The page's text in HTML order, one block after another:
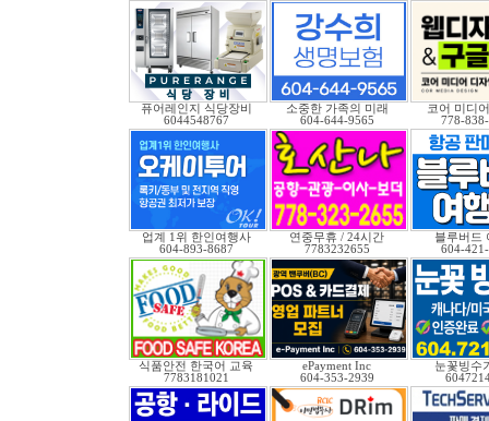
퓨어레인지 식당장비
6044548767
소중한 가족의 미래
604-644-9565
코어 미디
778-
업계 1위 한인여행사
604-893-8687
연중무휴 / 24시간
7783232655
블루버드
604-
식품안전 한국어 교육
7783181021
ePayment Inc
604-353-2939
눈꽃빙수